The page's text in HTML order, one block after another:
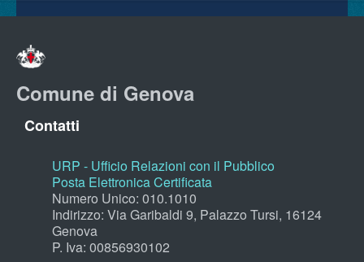
Comune di Genova
Contatti
URP - Ufficio Relazioni con il Pubblico
Posta Elettronica Certificata
Numero Unico: 010.1010
Indirizzo: Via Garibaldi 9, Palazzo Tursi, 16124
Genova
P. Iva: 00856930102